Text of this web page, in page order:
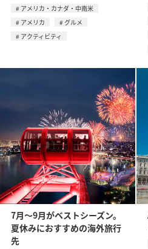
アメリカ・カナダ・中南米
アメリカ
グルメ
アクティビティ
7月〜9月がベストシーズン。
夏休みにおすすめの海外旅行
先